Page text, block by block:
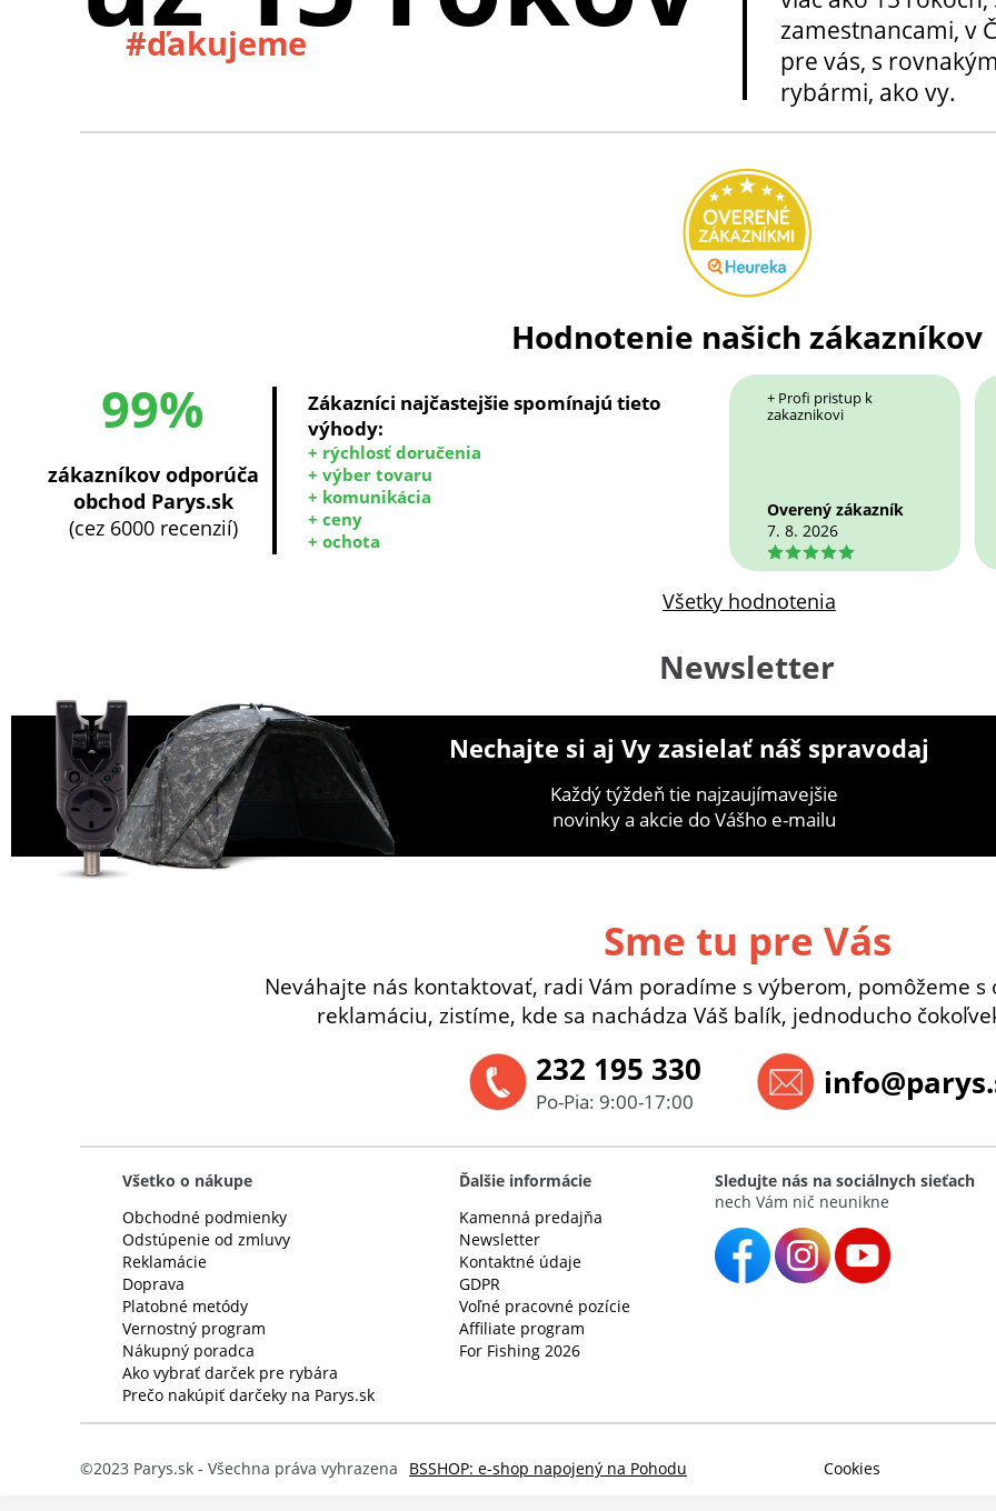
#ďakujeme
zamestnancami, v
pre vás, s
rybármi, ako vy.
Hodnotenie našich zákazníkov
99%
zákazníkov odporúča
obchod Parys.sk
(cez 6000 recenzií)
Zákazníci najčastejšie spomínajú tieto
výhody:
+ rýchlosť doručenia
+ výber tovaru
+ komunikácia
+ ceny
+ ochota
+ Profi pristup k
zakaznikovi
Overený zákazník
7. 8. 2026
5
Všetky hodnotenia
Newsletter
Nechajte si aj Vy zasielať náš spravodaj
Každý týždeň tie najzaujímavejšie
novinky a akcie do Vášho e-mailu
Sme tu pre Vás
Neváhajte nás kontaktovať, radi Vám poradíme s výberom, pomôžeme
reklamáciu, zistíme, kde sa nachádza Váš balík, jednoducho
232 195 330
Po-Pia: 9:00-17:00
Všetko o nákupe
Obchodné podmienky
Odstúpenie od zmluvy
Reklamácie
Doprava
Platobné metódy
Vernostný program
Nákupný poradca
Ako vybrať darček pre rybára
Prečo nakúpiť darčeky na Parys.sk
Ďalšie informácie
Kamenná predajňa
Newsletter
Kontaktné údaje
GDPR
Voľné pracovné pozície
Affiliate program
For Fishing 2026
Sledujte nás na sociálnych sieťach
nech Vám nič neunikne
©2023 Parys.sk - Všechna práva vyhrazena BSSHOP: e-shop napojený na Pohodu Cookies